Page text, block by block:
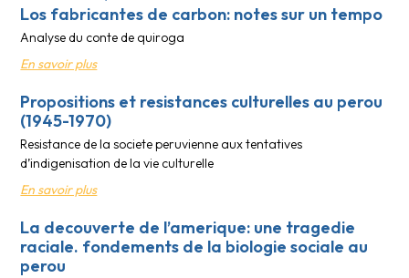
Los fabricantes de carbon: notes sur un tempo
Analyse du conte de quiroga
En savoir plus
Propositions et resistances culturelles au perou
(1945-1970)
Resistance de la societe peruvienne aux tentatives
d’indigenisation de la vie culturelle
En savoir plus
La decouverte de l’amerique: une tragedie
raciale. fondements de la biologie sociale au
perou